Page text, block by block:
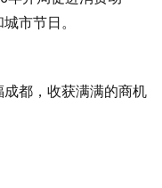
市节日。
都，收获满满的商机